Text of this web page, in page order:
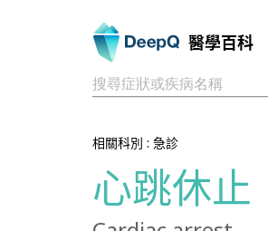
醫學百科
搜尋症狀或疾病名稱
相關科別 : 急診
心跳休止